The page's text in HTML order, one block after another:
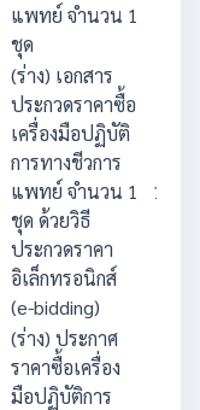
แพทย์ จำนวน 1
ชุด
(ร่าง) เอกสาร
ประกวดราคาซื้อ
เครื่องมือปฏิบัติ
การทางชีวการ
แพทย์ จำนวน 1
ชุด ด้วยวิธี
ประกวดราคา
อิเล็กทรอนิกส์
(e-bidding)
(ร่าง) ประกาศ
ราคาซื้อเครื่อง
มือปฏิบัติการ